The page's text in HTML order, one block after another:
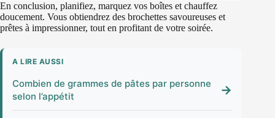
En conclusion, planifiez, marquez vos boîtes et chauffez
doucement. Vous obtiendrez des brochettes savoureuses et
prêtes à impressionner, tout en profitant de votre soirée.
A LIRE AUSSI
Combien de grammes de pâtes par personne
selon l’appétit
→